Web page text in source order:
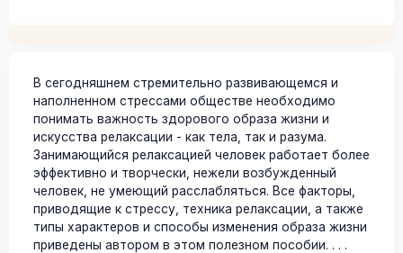
В сегодняшнем стремительно развивающемся и
наполненном стрессами обществе необходимо
понимать важность здорового образа жизни и
искусства релаксации - как тела, так и разума.
Занимающийся релаксацией человек работает более
эффективно и творчески, нежели возбужденный
человек, не умеющий расслабляться. Все факторы,
приводящие к стрессу, техника релаксации, а также
типы характеров и способы изменения образа жизни
приведены автором в этом полезном пособии. . . .